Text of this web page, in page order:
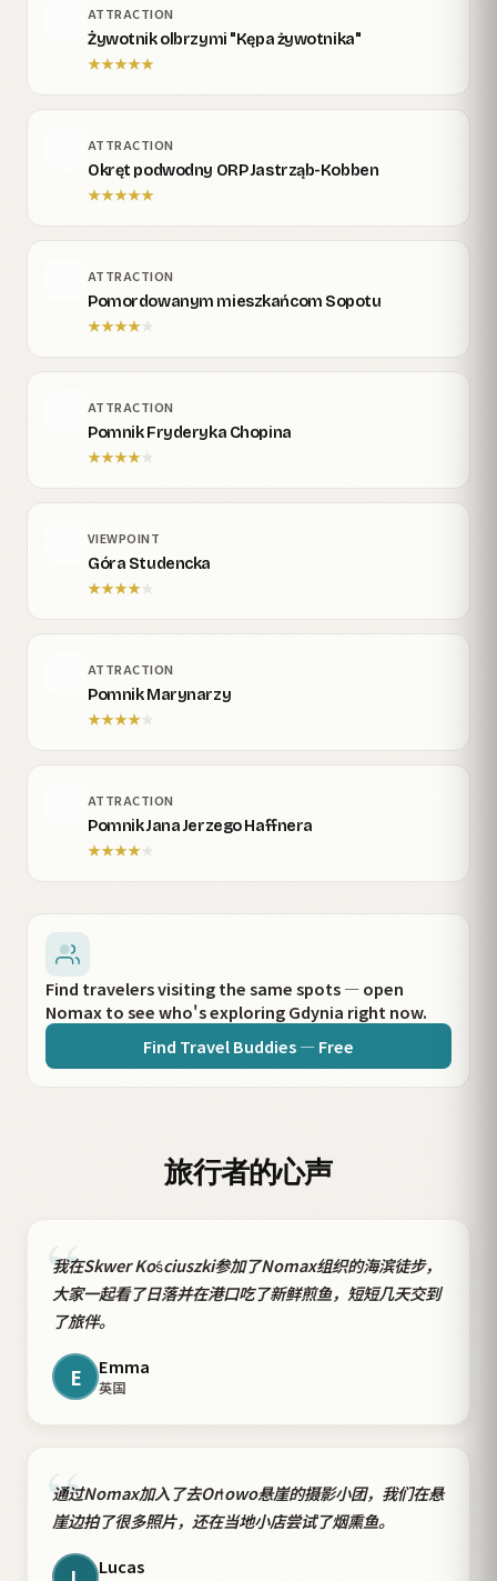
ATTRACTION
Żywotnik olbrzymi "Kępa żywotnika"
★★★★★
ATTRACTION
Okręt podwodny ORP Jastrząb-Kobben
★★★★★
ATTRACTION
Pomordowanym mieszkańcom Sopotu
★★★★★
ATTRACTION
Pomnik Fryderyka Chopina
★★★★★
VIEWPOINT
Góra Studencka
★★★★★
ATTRACTION
Pomnik Marynarzy
★★★★ ★
ATTRACTION
Pomnik Jana Jerzego Haffnera
★★★★★
Find travelers visiting the same spots — open
Nomax to see who's exploring Gdynia right now.
Find Travel Buddies — Free
旅行者的心声
“
我在Skwer Kościuszki参加了Nomax组织的海滨徒步，
大家一起看了日落并在港口吃了新鲜煎鱼，短短几天交到
了旅伴。
E Emma
英国
“
通过Nomax加入了去Orłowo悬崖的摄影小团，我们在悬
崖边拍了很多照片，还在当地小店尝试了烟熏鱼。
Lucas